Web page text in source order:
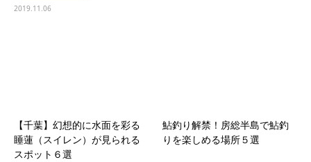
2019.11.06
【千葉】幻想的に水面を彩る
睡蓮（スイレン）が見られる
スポット６選
鮎釣り解禁！房総半島で鮎釣
りを楽しめる場所５選